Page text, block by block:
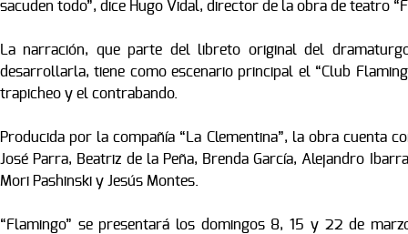
sacuden todo”, dice Hugo Vidal, director de la obra de teatro
La narración, que parte del libreto original del
desarrollarla, tiene como escenario principal el “Club
trapicheo y el contrabando.
Producida por la compañía “La Clementina”, la obra cuenta
José Parra, Beatriz de la Peña, Brenda García, Alejandro
Mori Pashinski y Jesús Montes.
“Flamingo” se presentará los domingos 8, 15 y 22 de